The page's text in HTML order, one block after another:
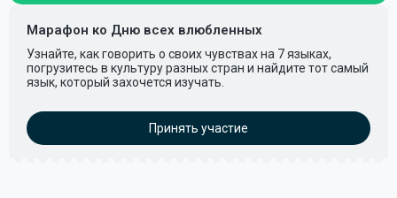
Марафон ко Дню всех влюбленных
Узнайте, как говорить о своих чувствах на 7 языках,
погрузитесь в культуру разных стран и найдите тот самый
язык, который захочется изучать.
Принять участие